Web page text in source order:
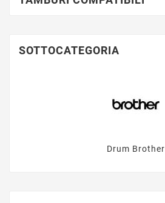
SOTTOCATEGORIA
Drum Brother